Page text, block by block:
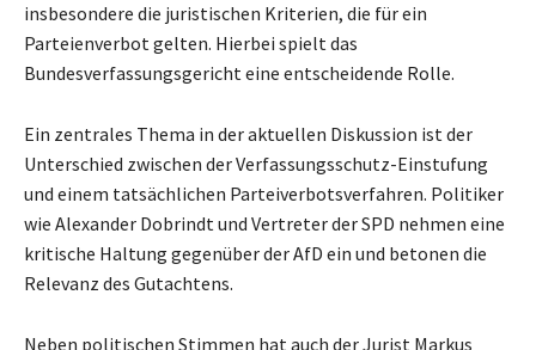
insbesondere die juristischen Kriterien, die für ein
Parteienverbot gelten. Hierbei spielt das
Bundesverfassungsgericht eine entscheidende Rolle.
Ein zentrales Thema in der aktuellen Diskussion ist der
Unterschied zwischen der Verfassungsschutz-Einstufung
und einem tatsächlichen Parteiverbotsverfahren. Politiker
wie Alexander Dobrindt und Vertreter der SPD nehmen eine
kritische Haltung gegenüber der AfD ein und betonen die
Relevanz des Gutachtens.
Neben politischen Stimmen hat auch der Jurist Markus